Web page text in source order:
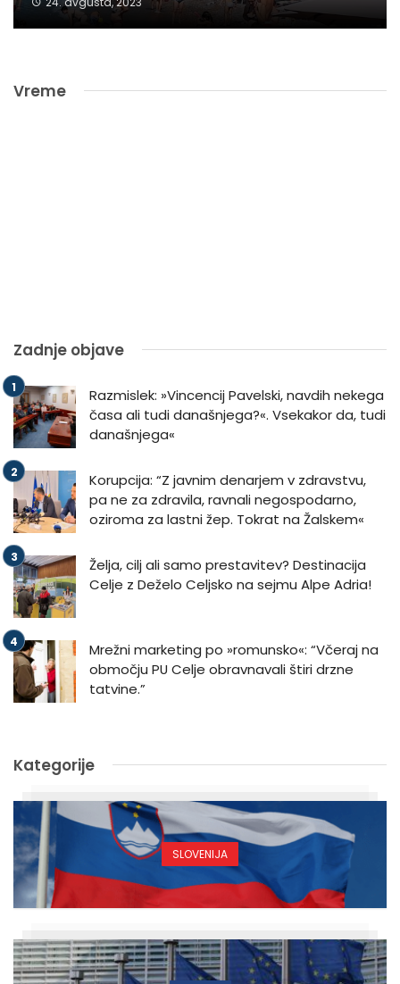
Vreme
Zadnje objave
Razmislek: »Vincencij Pavelski, navdih nekega
časa ali tudi današnjega?«. Vsekakor da, tudi
današnjega«
Korupcija: “Z javnim denarjem v zdravstvu,
pa ne za zdravila, ravnali negospodarno,
oziroma za lastni žep. Tokrat na Žalskem«
Želja, cilj ali samo prestavitev? Destinacija
Celje z Deželo Celjsko na sejmu Alpe Adria!
Mrežni marketing po »romunsko«: “Včeraj na
območju PU Celje obravnavali štiri drzne
tatvine.”
Kategorije
SLOVENIJA